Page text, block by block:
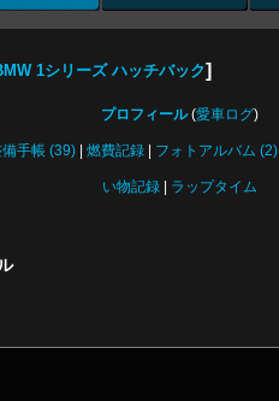
1シリーズ ハッチバック]
プロフィール(愛車ログ)
手帳 (39) 燃費記録 フォトアルバム (2)
い物記録| ラップタイム